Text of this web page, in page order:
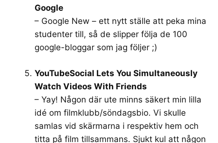
Google
– Google New – ett nytt ställe att peka mina
studenter till, så de slipper följa de 100
google-bloggar som jag följer ;)
YouTubeSocial Lets You Simultaneously
Watch Videos With Friends
– Yay! Någon där ute minns säkert min lilla
idé om filmklubb/söndagsbio. Vi skulle
samlas vid skärmarna i respektiv hem och
titta på film tillsammans. Sjukt kul att någon